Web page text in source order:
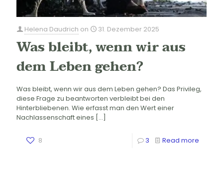
Helena Daudrich on 31. Dezember 2025
Was bleibt, wenn wir aus
dem Leben gehen?
Was bleibt, wenn wir aus dem Leben gehen? Das Privileg,
diese Frage zu beantworten verbleibt bei den
Hinterbliebenen. Wie erfasst man den Wert einer
Nachlassenschaft eines […]
8 3 Read more